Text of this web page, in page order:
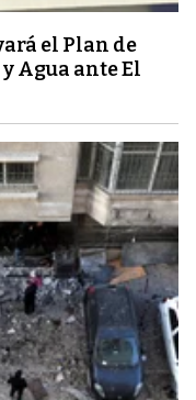
el Plan de
Agua ante El